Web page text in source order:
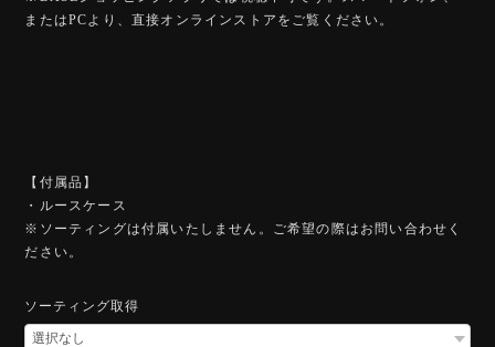
またはPCより、直接オンラインストアをご覧ください。
【付属品】
・ルースケース
※ソーティングは付属いたしません。ご希望の際はお問い合わせく
ださい。
ソーティング取得